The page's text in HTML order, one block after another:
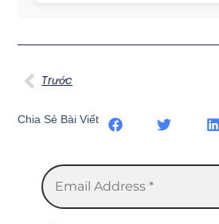
Trước
Chia Sẻ Bài Viết